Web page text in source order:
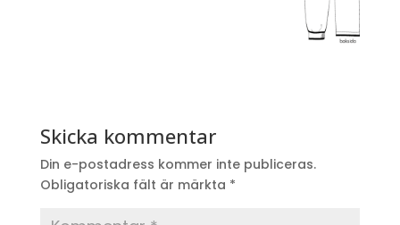
Skicka kommentar
Din e-postadress kommer inte publiceras.
Obligatoriska fält är märkta *